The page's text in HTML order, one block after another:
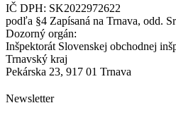
IČ DPH: SK2022972622
podľa §4 Zapísaná na Trnava, odd.
Dozorný orgán:
Inšpektorát Slovenskej obchodnej
Trnavský kraj
Pekárska 23, 917 01 Trnava
Newsletter